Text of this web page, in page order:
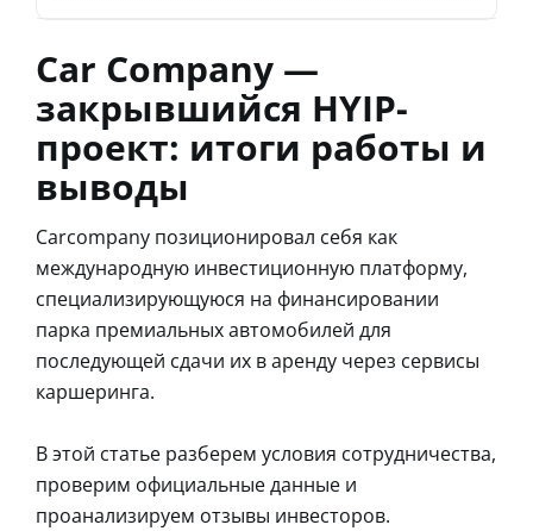
Car Company —
закрывшийся HYIP-
проект: итоги работы и
выводы
Carcompany позиционировал себя как
международную инвестиционную платформу,
специализирующуюся на финансировании
парка премиальных автомобилей для
последующей сдачи их в аренду через сервисы
каршеринга.
В этой статье разберем условия сотрудничества,
проверим официальные данные и
проанализируем отзывы инвесторов.